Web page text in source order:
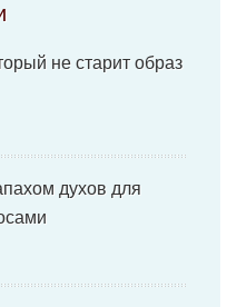
не старит образ
духов для